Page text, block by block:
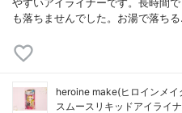
やすいアイライナーです。長時間
も落ちませんでした。お湯で落ち
heroine make(ヒロインメイ
スムースリキッドアイライ